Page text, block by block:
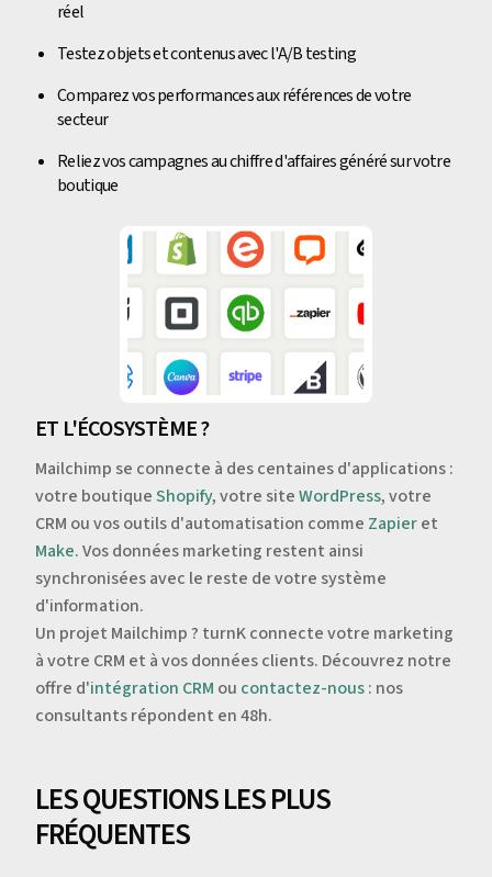
réel
Testez objets et contenus avec l'A/B testing
Comparez vos performances aux références de votre
secteur
Reliez vos campagnes au chiffre d'affaires généré sur votre
boutique
ET L'ÉCOSYSTÈME ?
Mailchimp se connecte à des centaines d'applications :
votre boutiqueShopify, votre siteWordPress, votre
CRM ou vos outils d'automatisation comme Zapieret
Make. Vos données marketing restent ainsi
synchronisées avec le reste de votre système
d'information.
Un projet Mailchimp ? turnK connecte votre marketing
à votre CRM et à vos données clients. Découvrez notre
offre d'intégration CRM ou contactez-nous: nos
consultants répondent en 48h.
LES QUESTIONS LES PLUS
FRÉQUENTES